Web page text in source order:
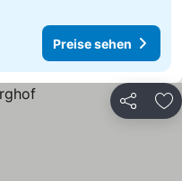
Preise sehen
Teilen